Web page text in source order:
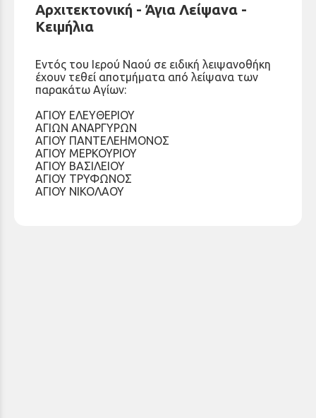
Αρχιτεκτονική - Άγια Λείψανα -
Κειμήλια
Εντός του Ιερού Ναού σε ειδική λειψανοθήκη
έχουν τεθεί αποτμήματα από λείψανα των
παρακάτω Αγίων:
ΑΓΙΟΥ ΕΛΕΥΘΕΡΙΟΥ
ΑΓΙΩΝ ΑΝΑΡΓΥΡΩΝ
ΑΓΙΟΥ ΠΑΝΤΕΛΕΗΜΟΝΟΣ
ΑΓΙΟΥ ΜΕΡΚΟΥΡΙΟΥ
ΑΓΙΟΥ ΒΑΣΙΛΕΙΟΥ
ΑΓΙΟΥ ΤΡΥΦΩΝΟΣ
ΑΓΙΟΥ ΝΙΚΟΛΑΟΥ